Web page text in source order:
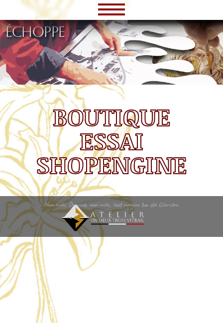
échoppe
BOUTIQUE
ESSAI
SHOPENGINE
Non mihi, Domine, non mihi, sed nomini tuo da Gloriam